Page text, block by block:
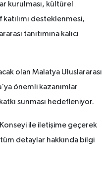
kurulması, kültürel
desteklenmesi,
tanıtımına kalıcı
olan Malatya Uluslararası
önemli kazanımlar
sunması hedefleniyor.
ile iletişime geçerek
detaylar hakkında bilgi